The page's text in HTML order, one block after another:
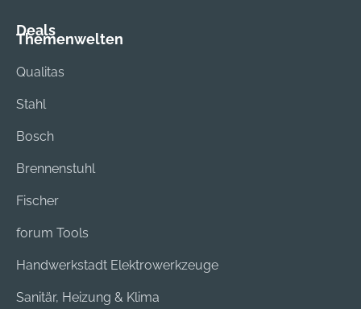
Deals
Themenwelten
Qualitas
Stahl
Bosch
Brennenstuhl
Fischer
forum Tools
Handwerkstadt Elektrowerkzeuge
Sanitär, Heizung & Klima